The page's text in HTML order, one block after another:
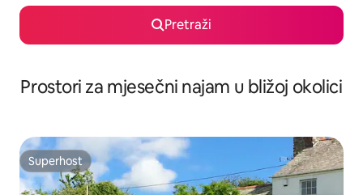
Pretraži
Prostori za mjesečni najam u bližoj okolici
Superhost
Superhost